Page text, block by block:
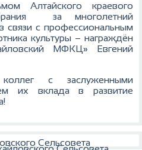
Алтайского краевого
за многолетний
связи с профессиональным
культуры – награждён
МФКЦ» Евгений
с заслуженными
их вклада в развитие